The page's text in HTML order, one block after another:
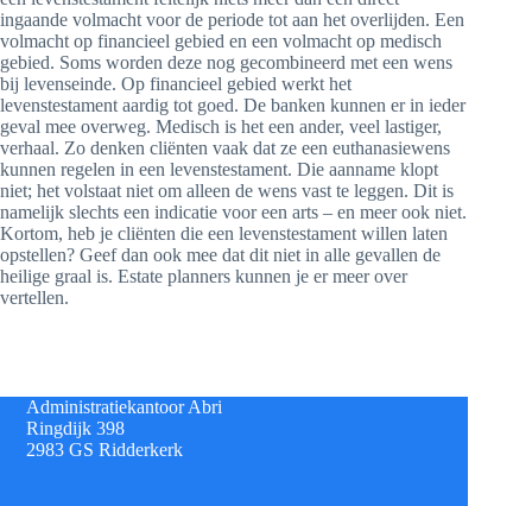
ingaande volmacht voor de periode tot aan het overlijden. Een
volmacht op financieel gebied en een volmacht op medisch
gebied. Soms worden deze nog gecombineerd met een wens
bij levenseinde. Op financieel gebied werkt het
levenstestament aardig tot goed. De banken kunnen er in ieder
geval mee overweg. Medisch is het een ander, veel lastiger,
verhaal. Zo denken cliënten vaak dat ze een euthanasiewens
kunnen regelen in een levenstestament. Die aanname klopt
niet; het volstaat niet om alleen de wens vast te leggen. Dit is
namelijk slechts een indicatie voor een arts – en meer ook niet.
Kortom, heb je cliënten die een levenstestament willen laten
opstellen? Geef dan ook mee dat dit niet in alle gevallen de
heilige graal is. Estate planners kunnen je er meer over
vertellen.
Administratiekantoor Abri
Ringdijk 398
2983 GS Ridderkerk